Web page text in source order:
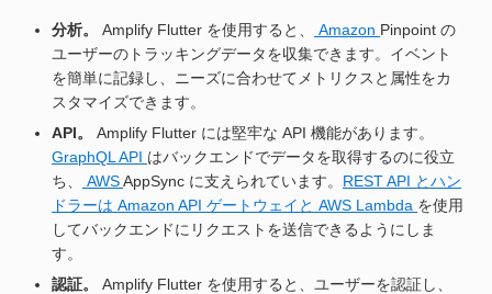
分析。 Amplify Flutter を使用すると、 Amazon Pinpoint の
ユーザーのトラッキングデータを収集できます。イベント
を簡単に記録し、ニーズに合わせてメトリクスと属性をカ
スタマイズできます。
API。
Amplify Flutter には堅牢な API 機能があります。
GraphQL API はバックエンドでデータを取得するのに役立
ち、
AWSAppSync に支えられています。 REST API とハン
ドラーは Amazon API ゲートウェイと AWS Lambda を使用
してバックエンドにリクエストを送信できるようにしま
す。
認証。
Amplify Flutter を使用すると、ユーザーを認証し、